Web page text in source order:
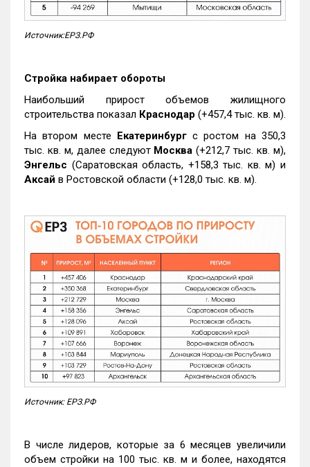
Источник:ЕРЗ.РФ
Стройка набирает обороты
Наибольший прирост объемов жилищного
строительства показал Краснодар (+457,4 тыс. кв. м).
На втором месте Екатеринбургс ростом на 350,3
тыс. кв. м, далее следуют Москва (+212,7 тыс. кв. м),
Энгельс (Саратовская область, +158,3 тыс. кв. м) и
Аксай в Ростовской области (+128,0 тыс. кв. м).
Источник: ЕРЗ.РФ
В числе лидеров, которые за 6 месяцев увеличили
объем стройки на 100 тыс. кв. м и более, находятся